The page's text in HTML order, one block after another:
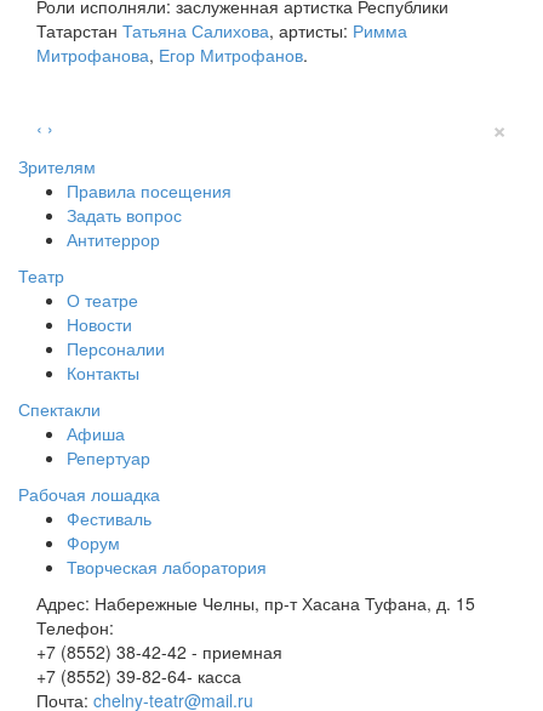
Роли исполняли: заслуженная артистка Республики
Татарстан Татьяна Салихова, артисты: Римма
Митрофанова, Егор Митрофанов.
‹ › ×
Зрителям
Правила посещения
Задать вопрос
Антитеррор
Театр
О театре
Новости
Персоналии
Контакты
Спектакли
Афиша
Репертуар
Рабочая лошадка
Фестиваль
Форум
Творческая лаборатория
Адрес: Набережные Челны, пр-т Хасана Туфана, д. 15
Телефон:
+7 (8552) 38-42-42 - приемная
+7 (8552) 39-82-64- касса
Почта: chelny-teatr@mail.ru